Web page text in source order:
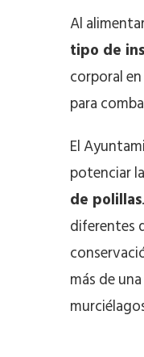
Al
tipo de
corporal
para
El
potenciar
de polillas
diferentes
más de